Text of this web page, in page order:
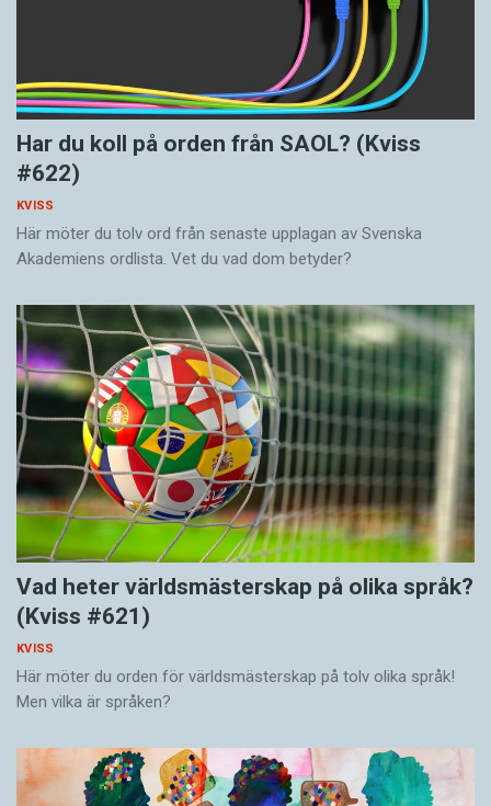
Har du koll på orden från SAOL? (Kviss
#622)
KVISS
Här möter du tolv ord från senaste upplagan av Svenska
Akademiens ordlista. Vet du vad dom betyder?
Vad heter världsmästerskap på olika språk?
(Kviss #621)
KVISS
Här möter du orden för världsmästerskap på tolv olika språk!
Men vilka är språken?